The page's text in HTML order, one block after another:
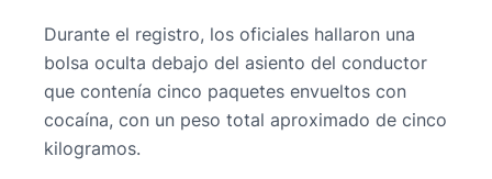
Durante el registro, los oficiales hallaron una
bolsa oculta debajo del asiento del conductor
que contenía cinco paquetes envueltos con
cocaína, con un peso total aproximado de cinco
kilogramos.